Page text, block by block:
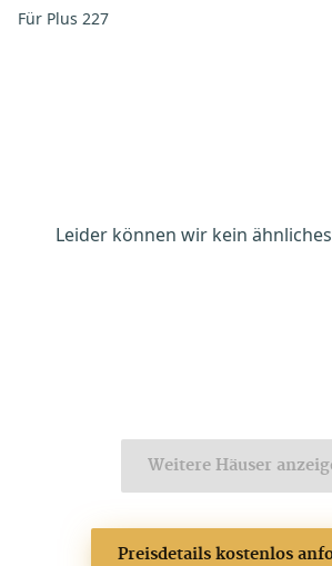
Für Plus 227
Leider können wir kein
Weitere Häuser
Preisdetails kostenlos